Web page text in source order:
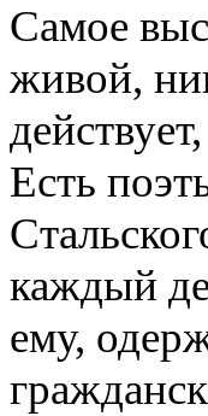
Самое
живой,
Есть
каждый
ему,